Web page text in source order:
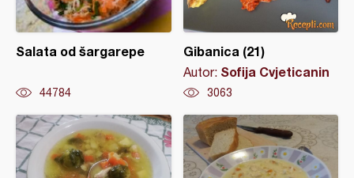
Salata od šargarepe
44784
Gibanica (21)
Autor: Sofija Cvjeticanin
3063